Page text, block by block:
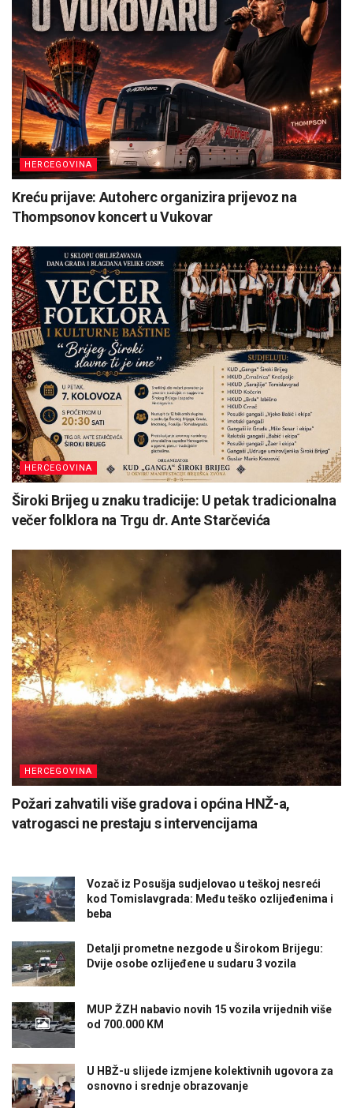
HERCEGOVINA
Kreću prijave: Autoherc organizira prijevoz na
Thompsonov koncert u Vukovar
HERCEGOVINA
Široki Brijeg u znaku tradicije: U petak tradicionalna
večer folklora na Trgu dr. Ante Starčevića
HERCEGOVINA
Požari zahvatili više gradova i općina HNŽ-a,
vatrogasci ne prestaju s intervencijama
Vozač iz Posušja sudjelovao u teškoj nesreći
kod Tomislavgrada: Među teško ozlijeđenima i
beba
Detalji prometne nezgode u Širokom Brijegu:
Dvije osobe ozlijeđene u sudaru 3 vozila
MUP ŽZH nabavio novih 15 vozila vrijednih više
od 700.000 KM
U HBŽ-u slijede izmjene kolektivnih ugovora za
osnovno i srednje obrazovanje